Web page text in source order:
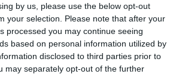
by us, please use the below opt-out
your selection. Please note that after your
processed you may continue seeing
based on personal information utilized by
disclosed to third parties prior to
may separately opt-out of the further
Köszönhetően a JIC
programjainak, egyre több
technológiaközpontú, külföldi
fejlesztő érkezik a városba